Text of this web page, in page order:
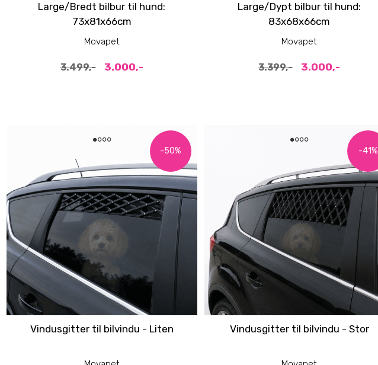
Large/Bredt bilbur til hund:
73x81x66cm
Movapet
3.499,- 3.000,-
Large/Dypt bilbur til hund:
83x68x66cm
Movapet
3.399,- 3.000,-
-50%
Vindusgitter til bilvindu - Liten
-41%
Vindusgitter til bilvindu - Stor